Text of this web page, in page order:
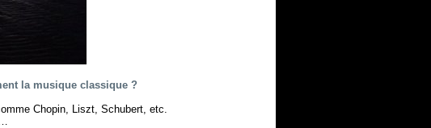
la musique classique ?
Chopin, Liszt, Schubert, etc.